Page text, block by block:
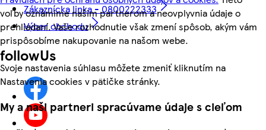
voľby oznámime našim partnerom a neovplyvnia údaje o
prehliadaní. Vaše rozhodnutie však zmení spôsob, akým vám
prispôsobíme nakupovanie na našom webe.
Svoje nastavenia súhlasu môžete zmeniť kliknutím na
Nastavenia cookies v pätičke stránky.
My a naši partneri spracúvame údaje s cieľom
Zákaznícka linka - 0800222333
Výber obchodu
followUs